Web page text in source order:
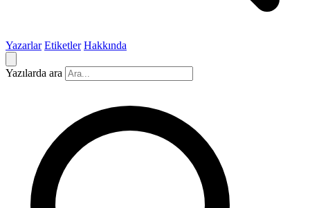
Yazarlar Etiketler Hakkında
Yazılarda ara